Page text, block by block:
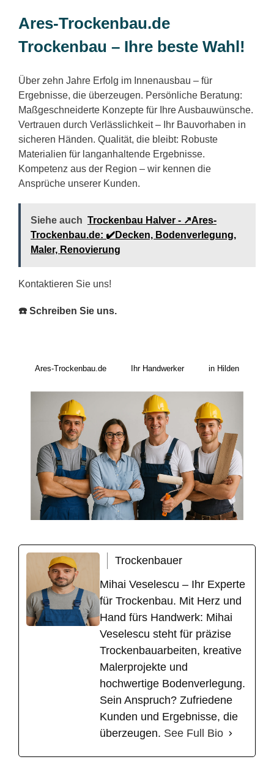
Ares-Trockenbau.de
Trockenbau – Ihre beste Wahl!
Über zehn Jahre Erfolg im Innenausbau – für
Ergebnisse, die überzeugen. Persönliche Beratung:
Maßgeschneiderte Konzepte für Ihre Ausbauwünsche.
Vertrauen durch Verlässlichkeit – Ihr Bauvorhaben in
sicheren Händen. Qualität, die bleibt: Robuste
Materialien für langanhaltende Ergebnisse.
Kompetenz aus der Region – wir kennen die
Ansprüche unserer Kunden.
Siehe auch Trockenbau Halver - ↗️Ares-
Trockenbau.de: ✔️Decken, Bodenverlegung,
Maler, Renovierung
Kontaktieren Sie uns!
☎️ Schreiben Sie uns.
Ares-Trockenbau.de Ihr Handwerker in Hilden
Trockenbauer
Mihai Veselescu – Ihr Experte
für Trockenbau. Mit Herz und
Hand fürs Handwerk: Mihai
Veselescu steht für präzise
Trockenbauarbeiten, kreative
Malerprojekte und
hochwertige Bodenverlegung.
Sein Anspruch? Zufriedene
Kunden und Ergebnisse, die
überzeugen. See Full Bio